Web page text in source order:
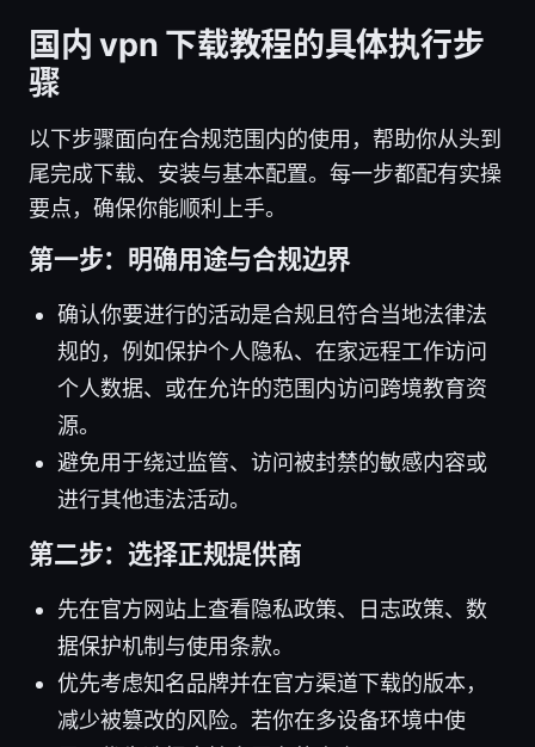
国内 vpn 下载教程的具体执行步
骤
以下步骤面向在合规范围内的使用，帮助你从头到
尾完成下载、安装与基本配置。每一步都配有实操
要点，确保你能顺利上手。
第一步：明确用途与合规边界
确认你要进行的活动是合规且符合当地法律法
规的，例如保护个人隐私、在家远程工作访问
个人数据、或在允许的范围内访问跨境教育资
源。
避免用于绕过监管、访问被封禁的敏感内容或
进行其他违法活动。
第二步：选择正规提供商
先在官方网站上查看隐私政策、日志政策、数
据保护机制与使用条款。
优先考虑知名品牌并在官方渠道下载的版本，
减少被篡改的风险。若你在多设备环境中使